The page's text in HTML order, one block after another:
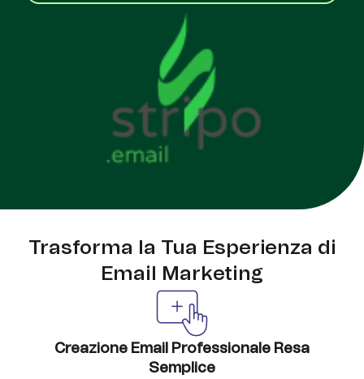
Trasforma la Tua Esperienza di
Email Marketing
Creazione Email Professionale Resa
Semplice